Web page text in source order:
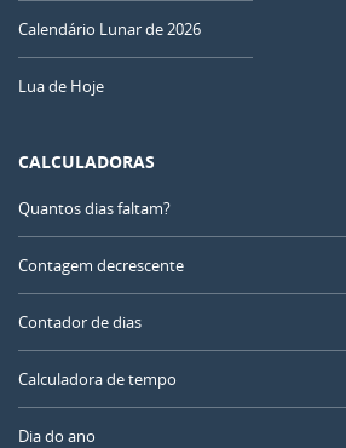
Calendário Lunar de 2026
Lua de Hoje
CALCULADORAS
Quantos dias faltam?
Contagem decrescente
Contador de dias
Calculadora de tempo
Dia do ano